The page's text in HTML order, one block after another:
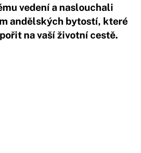
vedení a naslouchali
andělských bytostí, které
na vaší životní cestě.